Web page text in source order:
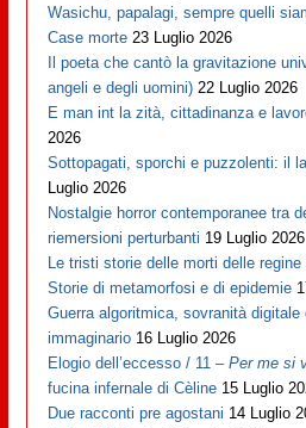
Wasichu, papalagi, sempre quelli
Case morte 23 Luglio 2026
Il poeta che cantò la gravitazione
angeli e degli uomini) 22 Luglio 2026
E man int la zità, cittadinanza e
2026
Sottopagati, sporchi e puzzolenti: il
Luglio 2026
Nostalgie horror contemporanee tra
riemersioni perturbanti 19 Luglio 2026
Le tristi storie delle morti delle regine
Storie di metamorfosi e di epidemie
Guerra algoritmica, sovranità digitale
immaginario 16 Luglio 2026
Elogio dell’eccesso / 11 –Per me si
fucina infernale di Cèline 15 Luglio
Due racconti pre agostani 14 Luglio